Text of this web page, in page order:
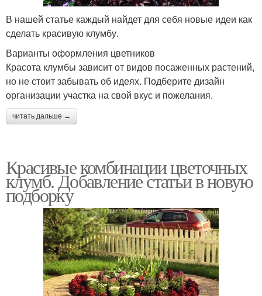
В нашей статье каждый найдет для себя новые идеи как
сделать красивую клумбу.
Варианты оформления цветников
Красота клумбы зависит от видов посаженных растений,
но не стоит забывать об идеях. Подберите дизайн
организации участка на свой вкус и пожелания.
читать дальше →
Красивые комбинации цветочных
клумб. Добавление статьи в новую
подборку